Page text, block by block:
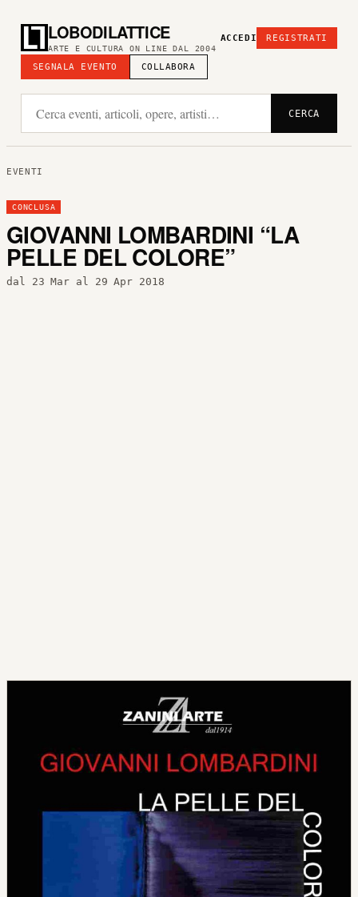
LOBODILATTICE
ARTE E CULTURA ON LINE DAL 2004
SEGNALA EVENTO COLLABORA
ACCEDI REGISTRATI
CERCA
EVENTI
CONCLUSA
GIOVANNI LOMBARDINI “LA
PELLE DEL COLORE”
dal 23 Mar al 29 Apr 2018